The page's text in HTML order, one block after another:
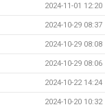
2024-11-01 12:20
2024-10-29 08:37
2024-10-29 08:08
2024-10-29 08:06
2024-10-22 14:24
2024-10-20 10:32